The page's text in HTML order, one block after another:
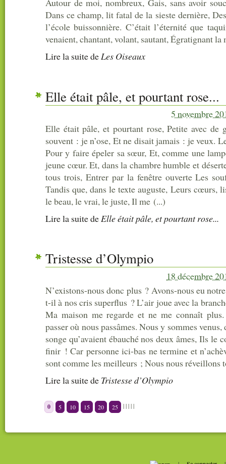
Autour de moi, nombreux, Gais, sans avoir
Dans ce champ, lit fatal de la sieste dernière,
l’école buissonnière. C’était l’éternité que
venaient, chantant, volant, sautant, Égratignant la
Lire la suitedeLes Oiseaux
Elle était pâle, et pourtant rose...
5 novembre
Elle était pâle, et pourtant rose, Petite avec de
souvent : je n’ose, Et ne disait jamais : je veux.
Pour y faire épeler sa sœur, Et, comme une
jeune cœur. Et, dans la chambre humble et
tous trois, Entrer par la fenêtre ouverte Les
Tandis que, dans le texte auguste, Leurs cœurs,
le beau, le vrai, le juste, Il me (...)
Lire la suitede Elle était pâle, et pourtant rose...
Tristesse d’Olympio
18 décembre
N’existons-nous donc plus ? Avons-nous eu
t-il à nos cris superflus ? L’air joue avec la
Ma maison me regarde et ne me connaît plus.
passer où nous passâmes. Nous y sommes
songe qu’avaient ébauché nos deux âmes, Ils le
finir ! Car personne ici-bas ne termine et
sont comme les meilleurs ; Nous nous réveillons
Lire la suitede Tristesse d’Olympio
0 |
5 |
10 |
15 |
20 |
25